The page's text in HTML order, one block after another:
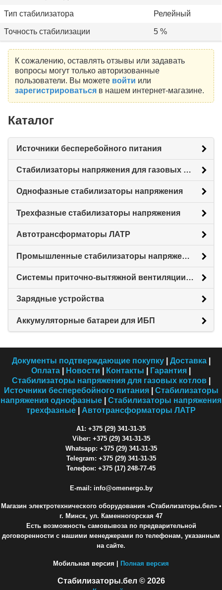
Тип стабилизатора Релейный
Точность стабилизации 5 %
К сожалению, оставлять отзывы или задавать
вопросы могут только авторизованные
пользователи. Вы можете войти или
зарегистрироватьсяв нашем интернет-магазине.
Каталог
Источники бесперебойного питания
Стабилизаторы напряжения для газовых котлов
Однофазные стабилизаторы напряжения
Трехфазные стабилизаторы напряжения
Автотрансформаторы ЛАТР
Промышленные стабилизаторы напряжения
Системы приточно-вытяжной вентиляции с рекуперацией тепловой энергии (Рекуператоры)
Зарядные устройства
Аккумуляторные батареи для ИБП
Документы подтверждающие покупку| Доставка|
Оплата
Новости Контакты Гарантия
Стабилизаторы напряжения для газовых котлов|
Источники бесперебойного питания| Стабилизаторы
напряжения однофазные
Стабилизаторы напряжения
трехфазные
Автотрансформаторы ЛАТР
A1: +375 (29) 341-31-35
Viber: +375 (29) 341-31-35
Whatsapp: +375 (29) 341-31-35
Telegram: +375 (29) 341-31-35
Телефон: +375 (17) 248-77-45
E-mail: info@omenergo.by
Магазин электротехнического оборудования «Стабилизаторы.бел»•
г. Минск, ул. Каменногорская 47
Есть возможность самовывоза по предварительной
договоренности с нашими менеджерами по телефонам, указанным
на сайте.
Мобильная версия | Полная версия
Стабилизаторы.бел © 2026